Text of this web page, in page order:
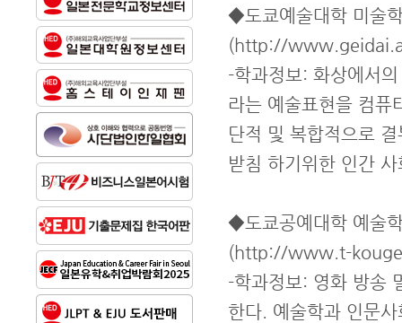
◆도쿄예술대학 미술
(http://
-학과정보: 화상에서
라는 예술표현을 컴퓨
단적 및 복합적으로
받침 하기위한 인간
◆도쿄공예대학 예술
(http://www.t-
-학과정보: 영화 방송
한다. 예술학과 인문